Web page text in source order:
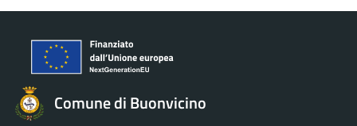
Comune di Buonvicino